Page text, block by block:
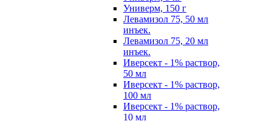
Универм, 150 г
Левамизол 75, 50 мл
инъек.
Левамизол 75, 20 мл
инъек.
Иверсект - 1% раствор,
50 мл
Иверсект - 1% раствор,
100 мл
Иверсект - 1% раствор,
10 мл